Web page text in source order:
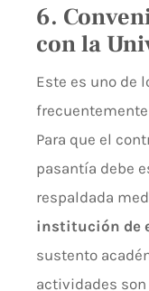
6.
con la
Este es uno de
Para que el
pasantía debe
respaldada
institución de
sustento
actividades